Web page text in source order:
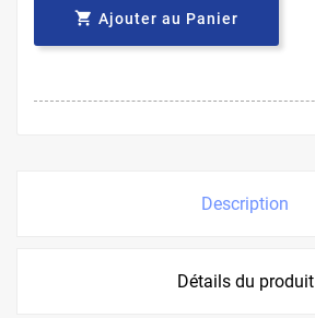
 Ajouter au Panier
Description
Détails du produit